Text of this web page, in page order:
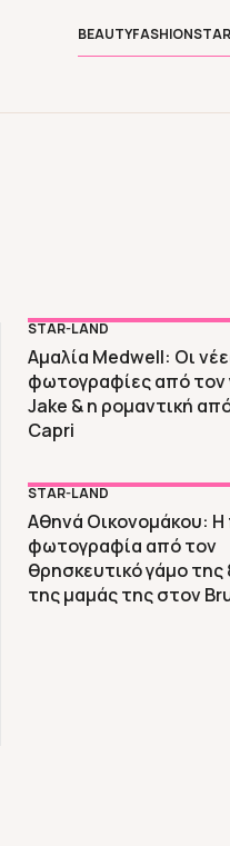
BEAUTYFASHION
STAR-LAND
Αμαλία Medwell: Οι
φωτογραφίες από τον
Jake & η ρομαντική
Capri
STAR-LAND
Αθηνά Οικονομάκου:
φωτογραφία από τον
θρησκευτικό γάμο της
της μαμάς της στον